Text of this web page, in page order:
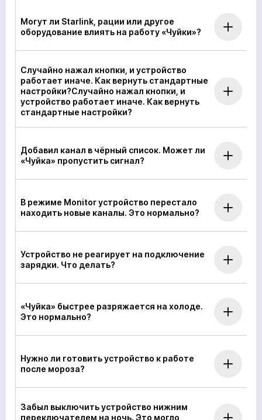
Могут ли Starlink, рации или другое
оборудование влиять на работу «Чуйки»?
Случайно нажал кнопки, и устройство
работает иначе. Как вернуть стандартные
настройки?Случайно нажал кнопки, и
устройство работает иначе. Как вернуть
стандартные настройки?
Добавил канал в чёрный список. Может ли
«Чуйка» пропустить сигнал?
В режиме Monitor устройство перестало
находить новые каналы. Это нормально?
Устройство не реагирует на подключение
зарядки. Что делать?
«Чуйка» быстрее разряжается на холоде.
Это нормально?
Нужно ли готовить устройство к работе
после мороза?
Забыл выключить устройство нижним
переключателем на ночь. Это могло